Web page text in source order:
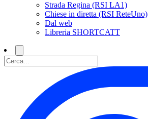
Strada Regina (RSI LA1)
Chiese in diretta (RSI ReteUno)
Dal web
Libreria SHORTCATT